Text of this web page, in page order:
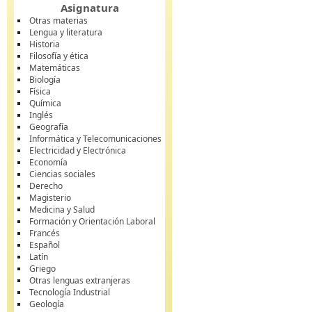
Asignatura
Otras materias
Lengua y literatura
Historia
Filosofía y ética
Matemáticas
Biología
Física
Química
Inglés
Geografía
Informática y Telecomunicaciones
Electricidad y Electrónica
Economía
Ciencias sociales
Derecho
Magisterio
Medicina y Salud
Formación y Orientación Laboral
Francés
Español
Latín
Griego
Otras lenguas extranjeras
Tecnología Industrial
Geología